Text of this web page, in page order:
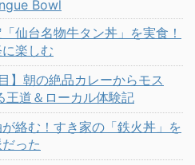
Bowl
仙台名物牛タン丼」を実食！
楽しむ
】朝の絶品カレーからモス
王道＆ローカル体験記
絡む！すき家の「鉄火丼」を
った